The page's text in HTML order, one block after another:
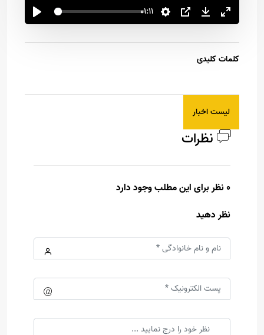
01:11
کلمات کلیدی
لیست اخبار
نظرات
0 نظر برای این مطلب وجود دارد
نظر دهید